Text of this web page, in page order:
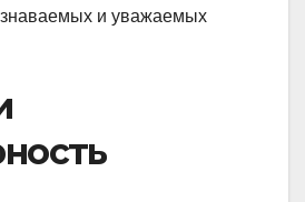
и уважаемых